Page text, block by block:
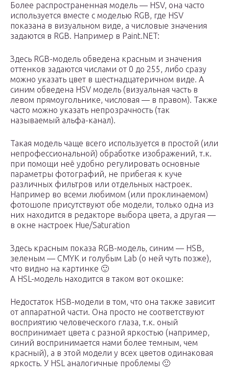
Более распространенная модель — HSV, она часто
используется вместе с моделью RGB, где HSV
показана в визуальном виде, а числовые значения
задаются в RGB. Например в Paint.NET:
Здесь RGB-модель обведена красным и значения
оттенков задаются числами от 0 до 255, либо сразу
можно указать цвет в шестнадцатеричном виде. А
синим обведена HSV модель (визуальная часть в
левом прямоугольнике, числовая — в правом). Также
часто можно указать непрозрачность (так
называемый альфа-канал).
Такая модель чаще всего используется в простой (или
непрофессиональной) обработке изображений, т.к.
при помощи неё удобно регулировать основные
параметры фотографий, не прибегая к куче
различных фильтров или отдельных настроек.
Например во всеми любимом (или проклинаемом)
фотошопе присутствуют обе модели, только одна из
них находится в редакторе выбора цвета, а другая —
в окне настроек Hue/Saturation
Здесь красным показа RGB-модель, синим — HSB,
зеленым — CMYK и голубым Lab (о ней чуть позже),
что видно на картинке 🙂
А HSL-модель находится в таком вот окошке:
Недостаток HSB-модели в том, что она также зависит
от аппаратной части. Она просто не соответствуют
восприятию человеческого глаза, т.к. оный
воспринимает цвета с разной яркостью (например,
синий воспринимается нами более темным, чем
красный), а в этой модели у всех цветов одинаковая
яркость. У HSL аналогичные проблемы 🙂